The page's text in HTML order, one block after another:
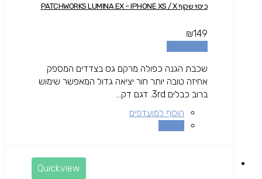
כיסוי שקוף PATCHWORKS LUMINA EX – IPHONE XS / X
₪149
שכבת הגנה כפולה מרקם גס בצדדים המספק
אחיזה טובה יותר חור יציאה גדול המאפשר שימוש
ברוב כבלים 3rd. דגם דק...
הוסף למועדפים
Quickview